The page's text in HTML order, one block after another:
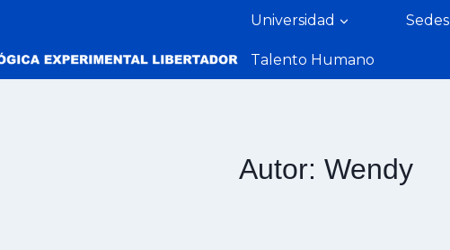
Universidad Sedes
Talento Humano
Autor: Wendy